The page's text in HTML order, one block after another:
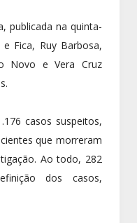
publicada na quinta-
Fica, Ruy Barbosa,
Novo e Vera Cruz
casos suspeitos,
que morreram
Ao todo, 282
dos casos,